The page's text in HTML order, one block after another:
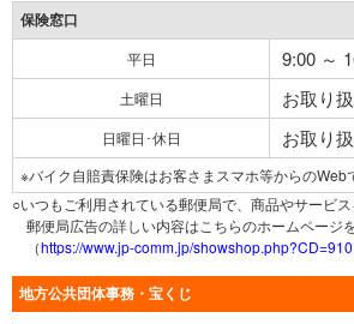
保険窓口
平日 9:00 ～
土曜日 お取り
日曜日･休日 お取り
※バイク自賠責保険はお客さまスマホ等からのWeb
○いつもご利用されている郵便局で、商品やサービ
郵便局広告の詳しい内容はこちらのホームページ
（https://www.jp-comm.jp/
地方公共団体事務・宝くじ